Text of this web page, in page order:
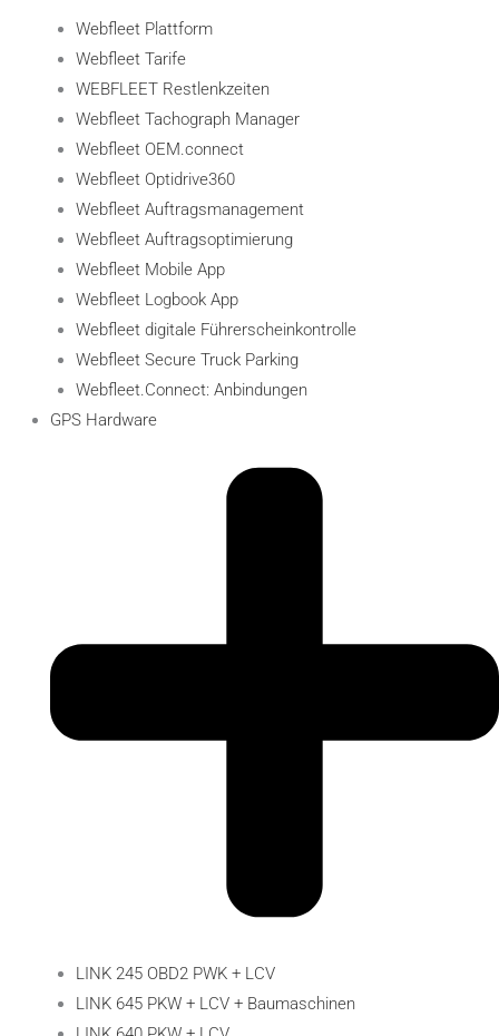
Webfleet Plattform
Webfleet Tarife
WEBFLEET Restlenkzeiten
Webfleet Tachograph Manager
Webfleet OEM.connect
Webfleet Optidrive360
Webfleet Auftragsmanagement
Webfleet Auftragsoptimierung
Webfleet Mobile App
Webfleet Logbook App
Webfleet digitale Führerscheinkontrolle
Webfleet Secure Truck Parking
Webfleet.Connect: Anbindungen
GPS Hardware
LINK 245 OBD2 PWK + LCV
LINK 645 PKW + LCV + Baumaschinen